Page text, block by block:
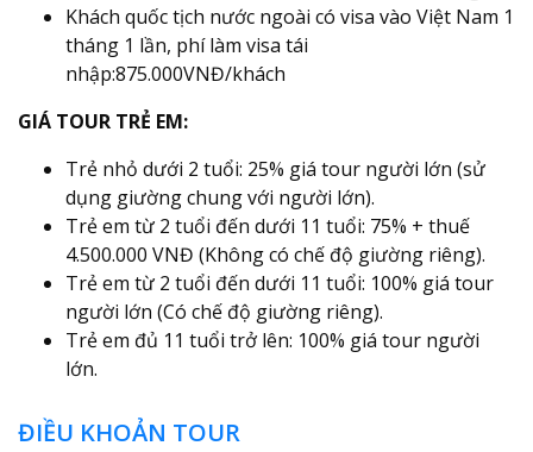
Khách quốc tịch nước ngoài có visa vào Việt Nam 1
tháng 1 lần, phí làm visa tái
nhập:875.000VNĐ/khách
GIÁ TOUR TRẺ EM:
Trẻ nhỏ dưới 2 tuổi: 25% giá tour người lớn (sử
dụng giường chung với người lớn).
Trẻ em từ 2 tuổi đến dưới 11 tuổi: 75% + thuế
4.500.000 VNĐ (Không có chế độ giường riêng).
Trẻ em từ 2 tuổi đến dưới 11 tuổi: 100% giá tour
người lớn (Có chế độ giường riêng).
Trẻ em đủ 11 tuổi trở lên: 100% giá tour người
lớn.
ĐIỀU KHOẢN TOUR